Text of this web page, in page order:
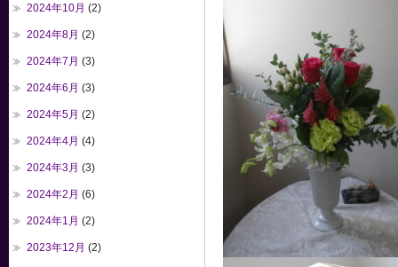
2024年10月 (2)
2024年8月 (2)
2024年7月 (3)
2024年6月 (3)
2024年5月 (2)
2024年4月 (4)
2024年3月 (3)
2024年2月 (6)
2024年1月 (2)
2023年12月 (2)